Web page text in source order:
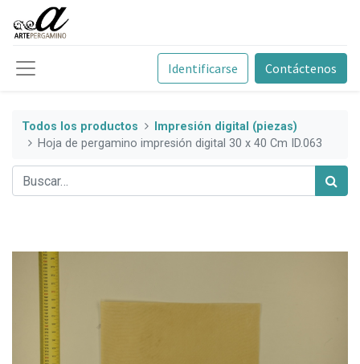
Identificarse Contáctenos
Todos los productos
Impresión digital (piezas)
Hoja de pergamino impresión digital 30 x 40 Cm ID.063